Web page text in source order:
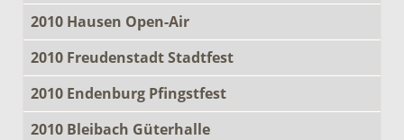
2010 Hausen Open-Air
2010 Freudenstadt Stadtfest
2010 Endenburg Pfingstfest
2010 Bleibach Güterhalle